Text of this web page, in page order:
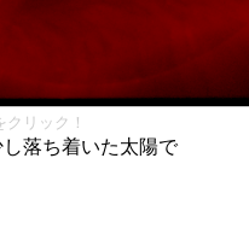
リック！
落ち着いた太陽で